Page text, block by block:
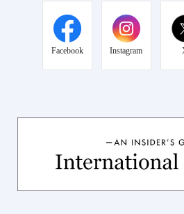
Facebook Instagram